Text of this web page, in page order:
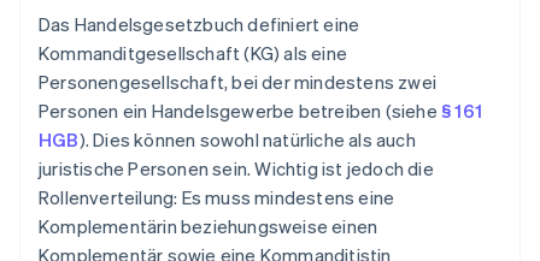
Das Handelsgesetzbuch definiert eine
Kommanditgesellschaft (KG) als eine
Personengesellschaft, bei der mindestens zwei
Personen ein Handelsgewerbe betreiben (siehe§ 161
HGB). Dies können sowohl natürliche als auch
juristische Personen sein. Wichtig ist jedoch die
Rollenverteilung: Es muss mindestens eine
Komplementärin beziehungsweise einen
Komplementär sowie eine Kommanditistin